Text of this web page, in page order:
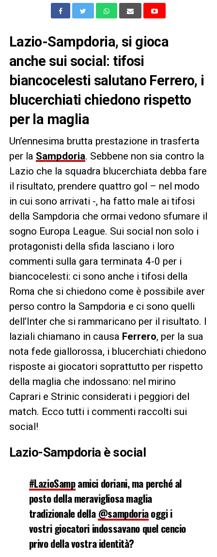
Lazio-Sampdoria, si gioca
anche sui social: tifosi
biancocelesti salutano Ferrero, i
blucerchiati chiedono rispetto
per la maglia
Un’ennesima brutta prestazione in trasferta
per la Sampdoria. Sebbene non sia contro la
Lazio che la squadra blucerchiata debba fare
il risultato, prendere quattro gol – nel modo
in cui sono arrivati -, ha fatto male ai tifosi
della Sampdoria che ormai vedono sfumare il
sogno Europa League. Sui social non solo i
protagonisti della sfida lasciano i loro
commenti sulla gara terminata 4-0 per i
biancocelesti: ci sono anche i tifosi della
Roma che si chiedono come è possibile aver
perso contro la Sampdoria e ci sono quelli
dell’Inter che si rammaricano per il risultato. I
laziali chiamano in causa Ferrero, per la sua
nota fede giallorossa, i blucerchiati chiedono
risposte ai giocatori soprattutto per rispetto
della maglia che indossano: nel mirino
Caprari e Strinic considerati i peggiori del
match. Ecco tutti i commenti raccolti sui
social!
Lazio-Sampdoria è social
#LazioSampamici doriani, ma perché al
posto della meravigliosa maglia
tradizionale della@sampdoriaoggi i
vostri giocatori indossavano quel cencio
privo della vostra identità?